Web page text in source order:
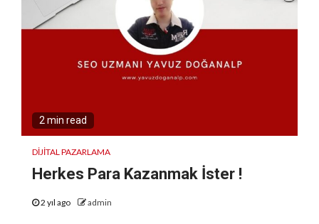
2 min read
DIJITAL PAZARLAMA
Herkes Para Kazanmak İster !
2 yıl ago admin